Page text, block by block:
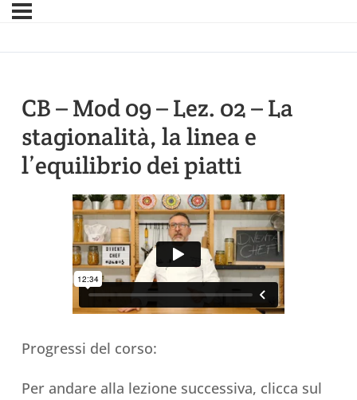
CB – Mod 09 – Lez. 02 – La
stagionalità, la linea e
l’equilibrio dei piatti
Progressi del corso:
Per andare alla lezione successiva, clicca sul